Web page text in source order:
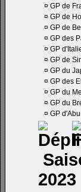
¤ GP de
¤ GP de
¤ GP de
¤ GP des
¤ GP
¤ GP de
¤ GP du
¤ GP des
¤ GP du
¤ GP du
¤ GP
2023